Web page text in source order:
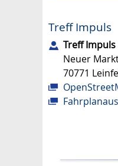
Treff Impuls
Treff Impuls
Neuer
70771